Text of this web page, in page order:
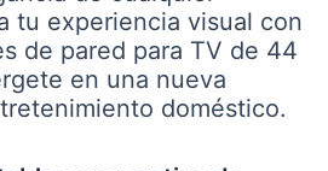
tu experiencia visual con
de pared para TV de 44
en una nueva
doméstico.